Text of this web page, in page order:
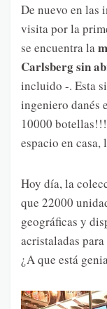
De nuevo en las
visita por la
se encuentra la
Carlsberg sin
incluido -. Esta
ingeniero danés
10000
espacio en casa,
Hoy día, la
que 22000
geográficas y
acristaladas
¿A que está